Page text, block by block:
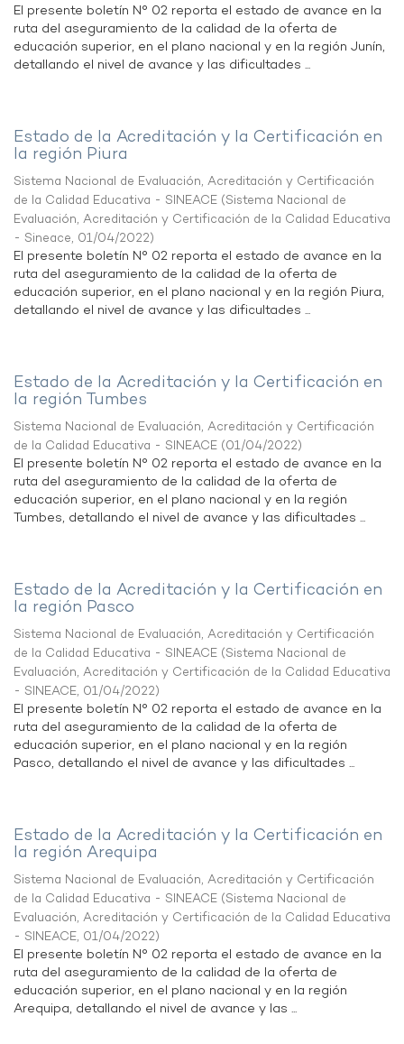
El presente boletín N° 02 reporta el estado de avance en la
ruta del aseguramiento de la calidad de la oferta de
educación superior, en el plano nacional y en la región Junín,
detallando el nivel de avance y las dificultades ...
Estado de la Acreditación y la Certificación en
la región Piura
Sistema Nacional de Evaluación, Acreditación y Certificación
de la Calidad Educativa - SINEACE (Sistema Nacional de
Evaluación, Acreditación y Certificación de la Calidad Educativa
- Sineace, 01/04/2022)
El presente boletín N° 02 reporta el estado de avance en la
ruta del aseguramiento de la calidad de la oferta de
educación superior, en el plano nacional y en la región Piura,
detallando el nivel de avance y las dificultades ...
Estado de la Acreditación y la Certificación en
la región Tumbes
Sistema Nacional de Evaluación, Acreditación y Certificación
de la Calidad Educativa - SINEACE (01/04/2022)
El presente boletín N° 02 reporta el estado de avance en la
ruta del aseguramiento de la calidad de la oferta de
educación superior, en el plano nacional y en la región
Tumbes, detallando el nivel de avance y las dificultades ...
Estado de la Acreditación y la Certificación en
la región Pasco
Sistema Nacional de Evaluación, Acreditación y Certificación
de la Calidad Educativa - SINEACE (Sistema Nacional de
Evaluación, Acreditación y Certificación de la Calidad Educativa
- SINEACE, 01/04/2022)
El presente boletín N° 02 reporta el estado de avance en la
ruta del aseguramiento de la calidad de la oferta de
educación superior, en el plano nacional y en la región
Pasco, detallando el nivel de avance y las dificultades ...
Estado de la Acreditación y la Certificación en
la región Arequipa
Sistema Nacional de Evaluación, Acreditación y Certificación
de la Calidad Educativa - SINEACE (Sistema Nacional de
Evaluación, Acreditación y Certificación de la Calidad Educativa
- SINEACE, 01/04/2022)
El presente boletín N° 02 reporta el estado de avance en la
ruta del aseguramiento de la calidad de la oferta de
educación superior, en el plano nacional y en la región
Arequipa, detallando el nivel de avance y las ...